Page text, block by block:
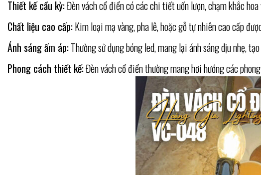
Thiết kế cầu kỳ:Đèn vách cổ điển có các chi tiết uốn lượn, chạm khắc
Chất liệu cao cấp:Kim loại mạ vàng, pha lê, hoặc gỗ tự nhiên cao cấp
Ánh sáng ấm áp:Thường sử dụng bóng led, mang lại ánh sáng dịu nhẹ,
Phong cách thiết kế:Đèn vách cổ điển thường mang hơi hướng các